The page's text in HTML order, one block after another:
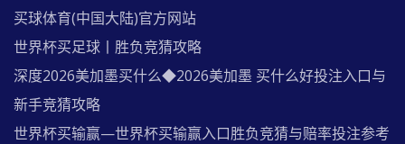
买球体育(中国大陆)官方网站
世界杯买足球丨胜负竞猜攻略
深度2026美加墨买什么◆2026美加墨 买什么好投注入口与
新手竞猜攻略
世界杯买输赢—世界杯买输赢入口胜负竞猜与赔率投注参考